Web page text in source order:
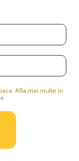
Afla mai multe in